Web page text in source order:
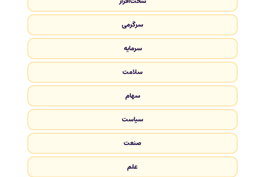
سرگرمی
سرمایه
سلامت
سهام
سیاست
صنعت
علم